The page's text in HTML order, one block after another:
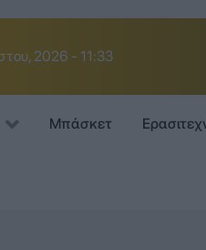
2026 - 11:34
Μπάσκετ